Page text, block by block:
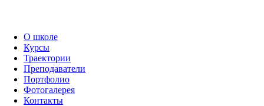
О школе
Курсы
Траектории
Преподаватели
Портфолио
Фотогалерея
Контакты